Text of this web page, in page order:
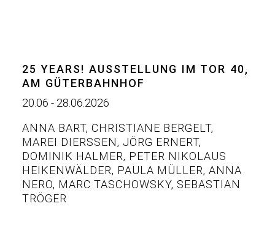
25 YEARS! AUSSTELLUNG IM TOR 40,
AM GÜTERBAHNHOF
20.06 - 28.06.2026
ANNA BART, CHRISTIANE BERGELT,
MAREI DIERSSEN
, JÖRG ERNERT,
DOMINIK HALMER, PETER NIKOLAUS
HEIKENWÄLDER, PAULA MÜLLER, ANNA
NERO, MARC TASCHOWSKY, SEBASTIAN
TRÖGER